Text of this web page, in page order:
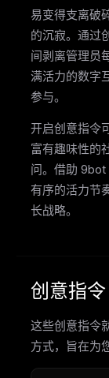
易变得支离破
的沉寂。通过
间剥离管理员
满活力的数字
参与。
开启创意指令
富有趣味性的
问。借助 9bot
有序的活力节
长战略。
创意指令
这些创意指令
方式，旨在为